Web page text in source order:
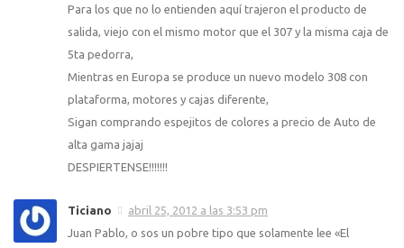
Para los que no lo entienden aquí trajeron el producto de
salida, viejo con el mismo motor que el 307 y la misma caja de
5ta pedorra,
Mientras en Europa se produce un nuevo modelo 308 con
plataforma, motores y cajas diferente,
Sigan comprando espejitos de colores a precio de Auto de
alta gama jajaj
DESPIERTENSE!!!!!!!
Ticiano
abril 25, 2012 a las 3:53 pm
Juan Pablo, o sos un pobre tipo que solamente lee «El